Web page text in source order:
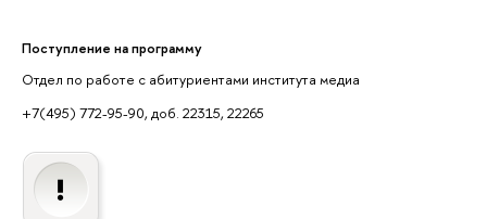
Поступление на программу
Отдел по работе с абитуриентами института медиа
+7(495) 772-95-90, доб. 22315, 22265